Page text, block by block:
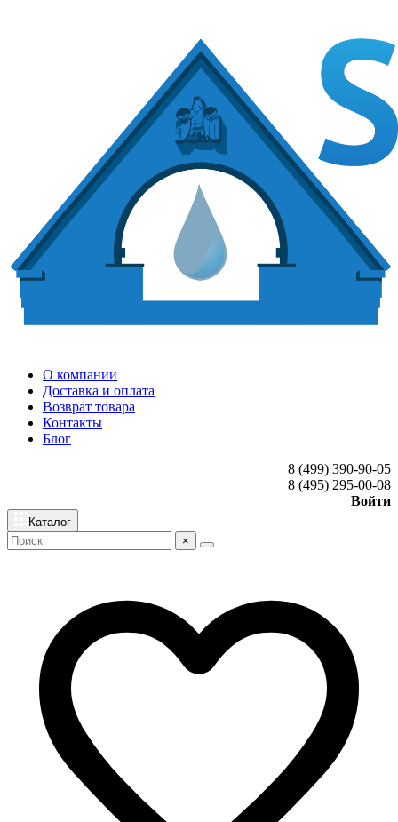
О компании
Доставка и оплата
Возврат товара
Контакты
Блог
8 (499) 390-90-05
8 (495) 295-00-08
Войти
Каталог
×